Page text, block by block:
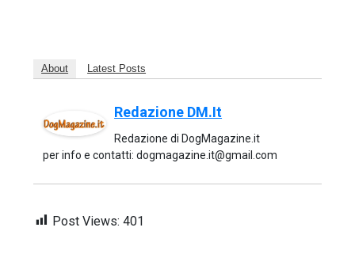
About Latest Posts
Redazione DM.it
Redazione di DogMagazine.it
per info e contatti: dogmagazine.it@gmail.com
Post Views: 401